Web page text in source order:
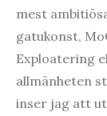
mest
gatukonst,
Exploatering
allmänheten
inser jag att